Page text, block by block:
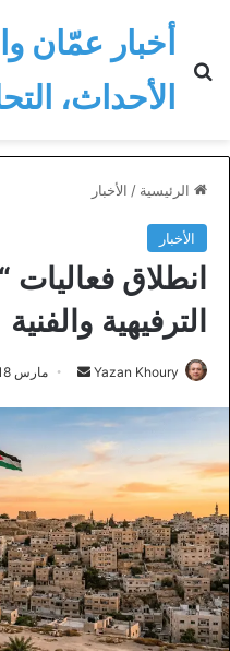
أخبار عمّان
الأحداث،
الرئيسية / الأخبار
الأخبار
انطلاق فعاليات
الترفيهية والفنية
Yazan Khoury
أرسل
إلكترونيا
مارس 18, 2026